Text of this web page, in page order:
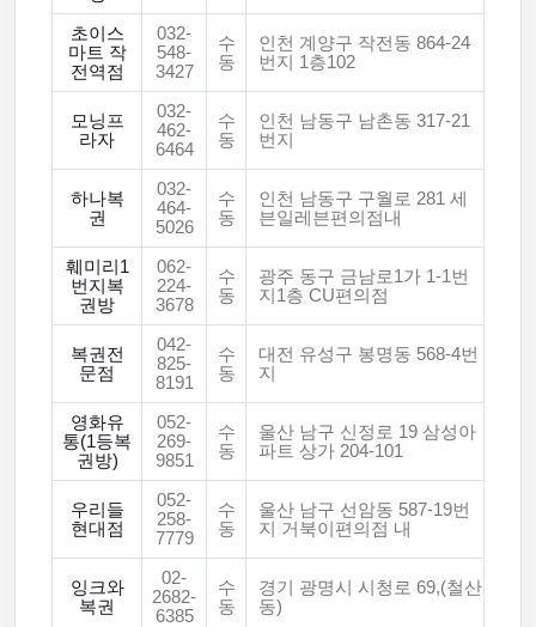
초이스
마트 작
전역점
032-
548-
3427
수
동
인천 계양구 작전동 864-24
번지 1층102
모닝프
라자
032-
462-
6464
수
동
인천 남동구 남촌동 317-21
번지
하나복
권
032-
464-
5026
수
동
인천 남동구 구월로 281 세
븐일레븐편의점내
훼미리1
번지복
권방
062-
224-
3678
수
동
광주 동구 금남로1가 1-1번
지1층 CU편의점
복권전
문점
042-
825-
8191
수
동
대전 유성구 봉명동 568-4번
지
영화유
통(1등복
권방)
052-
269-
9851
수
동
울산 남구 신정로 19 삼성아
파트 상가 204-101
우리들
현대점
052-
258-
7779
수
동
울산 남구 선암동 587-19번
지 거북이편의점 내
잉크와
복권
02-
2682-
6385
수
동
경기 광명시 시청로 69,(철산
동)